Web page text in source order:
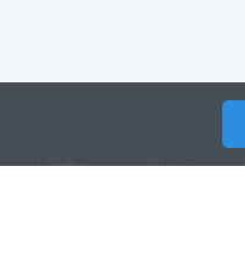
/ Conditions d'utilisation